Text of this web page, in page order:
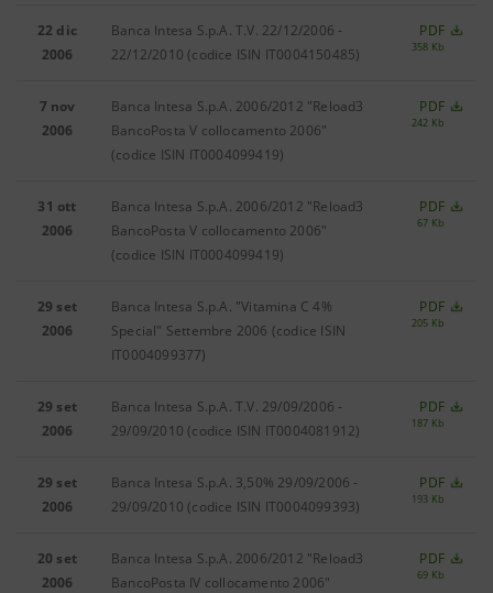
22 dic
2006
Banca Intesa S.p.A. T.V. 22/12/2006 -
22/12/2010 (codice ISIN IT0004150485)
PDF
358 Kb
7 nov
2006
Banca Intesa S.p.A. 2006/2012 "Reload3
BancoPosta V collocamento 2006"
(codice ISIN IT0004099419)
PDF
242 Kb
31 ott
2006
Banca Intesa S.p.A. 2006/2012 "Reload3
BancoPosta V collocamento 2006"
(codice ISIN IT0004099419)
PDF
67 Kb
29 set
2006
Banca Intesa S.p.A. "Vitamina C 4%
Special" Settembre 2006 (codice ISIN
IT0004099377)
PDF
205 Kb
29 set
2006
Banca Intesa S.p.A. T.V. 29/09/2006 -
29/09/2010 (codice ISIN IT0004081912)
PDF
187 Kb
29 set
2006
Banca Intesa S.p.A. 3,50% 29/09/2006 -
29/09/2010 (codice ISIN IT0004099393)
PDF
193 Kb
20 set
2006
Banca Intesa S.p.A. 2006/2012 "Reload3
BancoPosta IV collocamento 2006"
PDF
69 Kb